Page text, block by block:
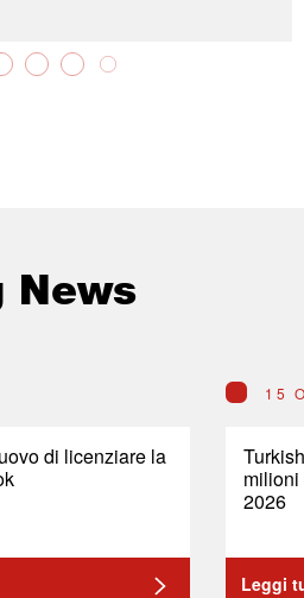
News
di licenziare la
15
2026
Leggi